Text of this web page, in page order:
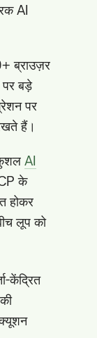
AI
ब्राउज़र
बड़े
पर
हैं।
AI
के
होकर
लूप को
केंद्रित